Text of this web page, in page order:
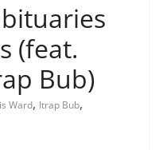
(feat.
Bub)
Ward, Itrap Bub,